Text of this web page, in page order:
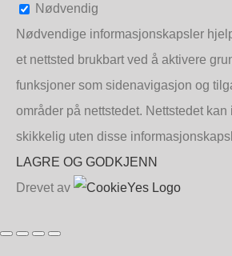
Nødvendig
Nødvendige informasjonskapsler
et nettsted brukbart ved å aktivere
funksjoner som sidenavigasjon og
områder på nettstedet. Nettstedet kan
skikkelig uten disse
LAGRE OG GODKJENN
Drevet av